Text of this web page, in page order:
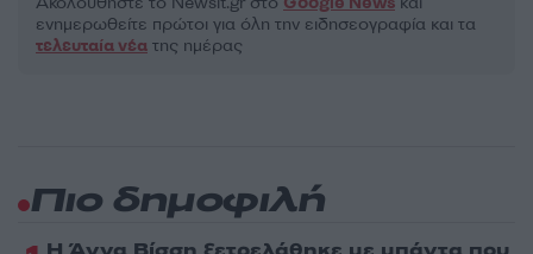
ενημερωθείτε πρώτοι για όλη την ειδησεογραφία και τα
τελευταία νέα της ημέρας
Πιο δημοφιλή